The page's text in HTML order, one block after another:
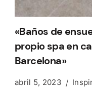
«Baños de
propio spa en
Barcelona»
abril 5, 2023